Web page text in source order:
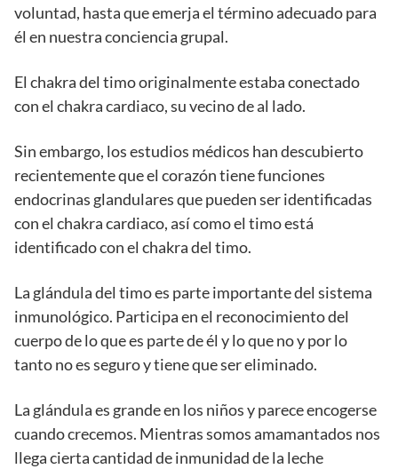
voluntad, hasta que emerja el término adecuado para
él en nuestra conciencia grupal.
El chakra del timo originalmente estaba conectado
con el chakra cardiaco, su vecino de al lado.
Sin embargo, los estudios médicos han descubierto
recientemente que el corazón tiene funciones
endocrinas glandulares que pueden ser identificadas
con el chakra cardiaco, así como el timo está
identificado con el chakra del timo.
La glándula del timo es parte importante del sistema
inmunológico. Participa en el reconocimiento del
cuerpo de lo que es parte de él y lo que no y por lo
tanto no es seguro y tiene que ser eliminado.
La glándula es grande en los niños y parece encogerse
cuando crecemos. Mientras somos amamantados nos
llega cierta cantidad de inmunidad de la leche